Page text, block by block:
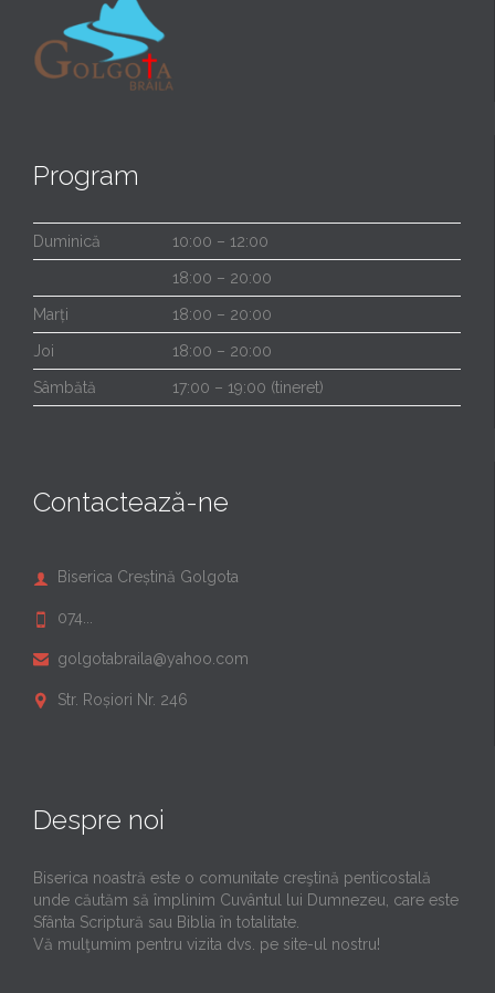
Program
Duminică 10:00 – 12:00
18:00 – 20:00
Marți 18:00 – 20:00
Joi 18:00 – 20:00
Sâmbătă 17:00 – 19:00 (tineret)
Contactează-ne
 Biserica Creștină Golgota
 074...
 golgotabraila@yahoo.com
 Str. Roșiori Nr. 246
Despre noi
Biserica noastră este o comunitate creştină penticostală
unde căutăm să împlinim Cuvântul lui Dumnezeu, care este
Sfânta Scriptură sau Biblia în totalitate.
Vă mulţumim pentru vizita dvs. pe site-ul nostru!